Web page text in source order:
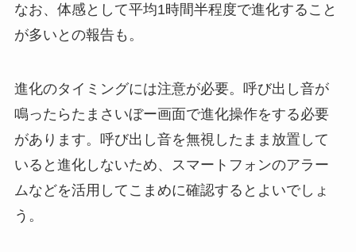
なお、体感として平均1時間半程度で進化すること
が多いとの報告も。
進化のタイミングには注意が必要。呼び出し音が
鳴ったらたまさいぼー画面で進化操作をする必要
があります。呼び出し音を無視したまま放置して
いると進化しないため、スマートフォンのアラー
ムなどを活用してこまめに確認するとよいでしょ
う。